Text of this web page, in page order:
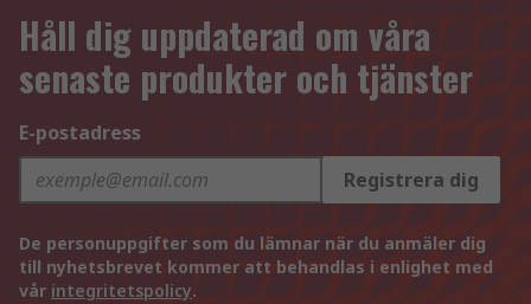
Håll dig uppdaterad om våra
senaste produkter och tjänster
E-postadress
Registrera dig
De personuppgifter som du lämnar när du anmäler dig
till nyhetsbrevet kommer att behandlas i enlighet med
vår integritetspolicy.